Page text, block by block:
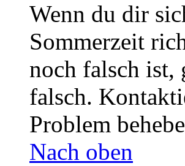
Wenn du dir
Sommerzeit
noch falsch ist,
falsch.
Problem
Nach oben